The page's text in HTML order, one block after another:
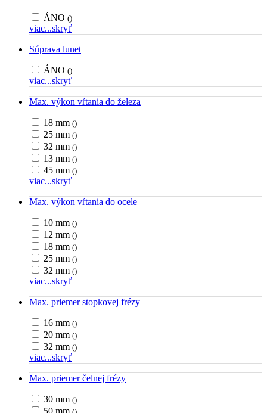
ÁNO ()
viac...skryť
Súprava lunet
ÁNO ()
viac...skryť
Max. výkon vŕtania do železa
18 mm ()
25 mm ()
32 mm ()
13 mm ()
45 mm ()
viac...skryť
Max. výkon vŕtania do ocele
10 mm ()
12 mm ()
18 mm ()
25 mm ()
32 mm ()
viac...skryť
Max. priemer stopkovej frézy
16 mm ()
20 mm ()
32 mm ()
viac...skryť
Max. priemer čelnej frézy
30 mm ()
50 mm